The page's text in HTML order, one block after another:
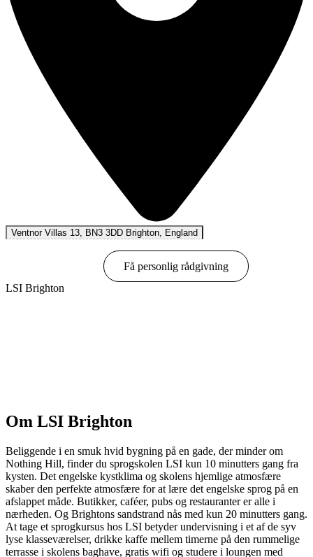
Ventnor Villas 13, BN3 3DD Brighton, England
Få personlig rådgivning
LSI Brighton
Om LSI Brighton
Beliggende i en smuk hvid bygning på en gade, der minder om
Nothing Hill, finder du sprogskolen LSI kun 10 minutters gang fra
kysten. Det engelske kystklima og skolens hjemlige atmosfære
skaber den perfekte atmosfære for at lære det engelske sprog på en
afslappet måde. Butikker, caféer, pubs og restauranter er alle i
nærheden. Og Brightons sandstrand nås med kun 20 minutters gang.
At tage et sprogkursus hos LSI betyder undervisning i et af de syv
lyse klasseværelser, drikke kaffe mellem timerne på den rummelige
terrasse i skolens baghave, gratis wifi og studere i loungen med